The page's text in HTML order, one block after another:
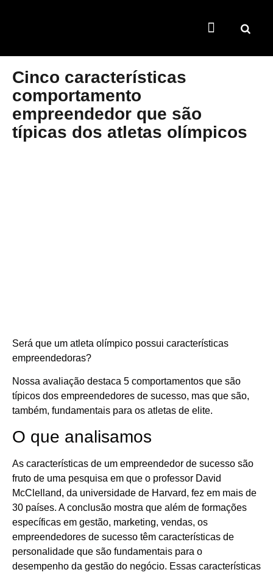
Cinco características
comportamento
empreendedor que são
típicas dos atletas olímpicos
Será que um atleta olímpico possui características
empreendedoras?
Nossa avaliação destaca 5 comportamentos que são
típicos dos empreendedores de sucesso, mas que são,
também, fundamentais para os atletas de elite.
O que analisamos
As características de um empreendedor de sucesso são
fruto de uma pesquisa em que o professor David
McClelland, da universidade de Harvard, fez em mais de
30 países. A conclusão mostra que além de formações
específicas em gestão, marketing, vendas, os
empreendedores de sucesso têm características de
personalidade que são fundamentais para o
desempenho da gestão do negócio. Essas características